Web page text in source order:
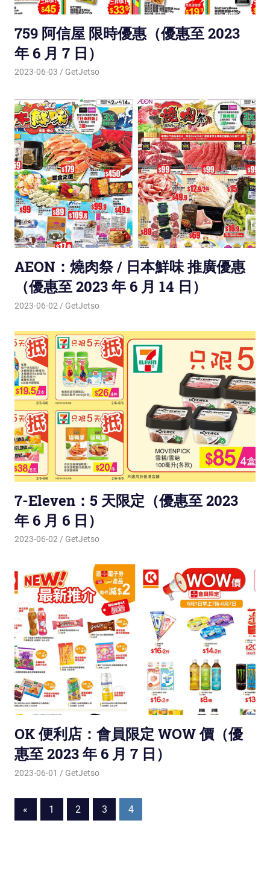
759 阿信屋 限時優惠（優惠至 2023
年 6 月 7 日）
2023-06-03 GetJetso
AEON：燒肉祭 / 日本鮮味 推廣優惠
（優惠至 2023 年 6 月 14 日）
2023-06-02 GetJetso
7-Eleven：5 天限定（優惠至 2023
年 6 月 6 日）
2023-06-02 GetJetso
OK 便利店：會員限定 WOW 價（優
惠至 2023 年 6 月 7 日）
2023-06-01 GetJetso
Posts
« Previous
Posts
1 2 3 4